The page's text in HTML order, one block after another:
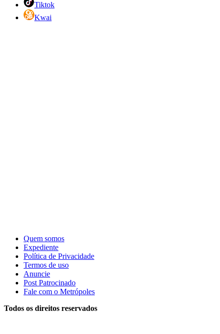
Tiktok
Kwai
Quem somos
Expediente
Política de Privacidade
Termos de uso
Anuncie
Post Patrocinado
Fale com o Metrópoles
Todos os direitos reservados